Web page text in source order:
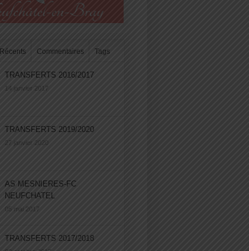
Récents Commentaires Tags
TRANSFERTS 2016/2017
14 janvier 2017
TRANSFERTS 2019/2020
27 janvier 2020
AS MESNIERES-FC
NEUFCHATEL
05 mai 2017
TRANSFERTS 2017/2018